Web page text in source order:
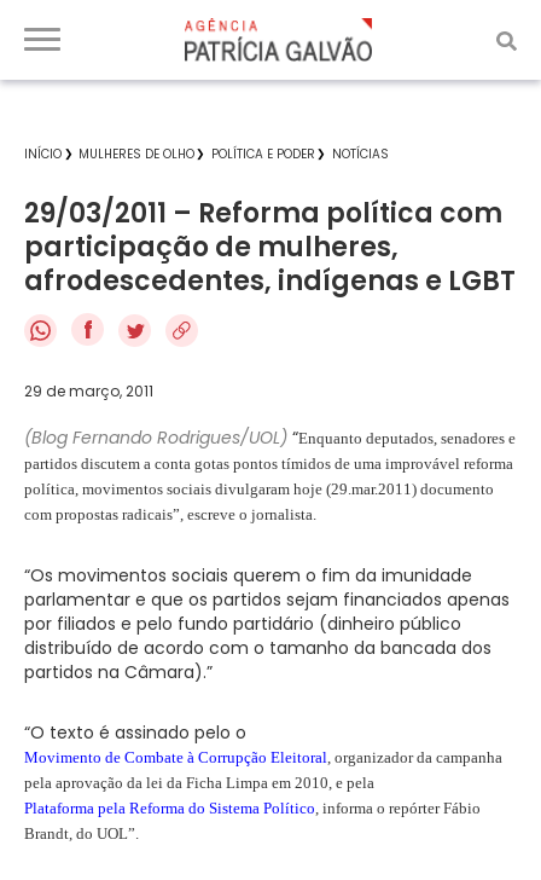
INÍCIO MULHERES DE OLHO POLÍTICA E PODER NOTÍCIAS
29/03/2011 – Reforma política com
participação de mulheres,
afrodescedentes, indígenas e LGBT
f
29 de março, 2011
(Blog Fernando Rodrigues/UOL) “Enquanto deputados, senadores e
partidos discutem a conta gotas pontos tímidos de uma improvável reforma
política, movimentos sociais divulgaram hoje (29.mar.2011) documento
com propostas radicais”, escreve o jornalista.
“Os movimentos sociais querem o fim da imunidade
parlamentar e que os partidos sejam financiados apenas
por filiados e pelo fundo partidário (dinheiro público
distribuído de acordo com o tamanho da bancada dos
partidos na Câmara).”
“O texto é assinado pelo o
Movimento de Combate à Corrupção Eleitoral , organizador da campanha
pela aprovação da lei da Ficha Limpa em 2010, e pela
Plataforma pela Reforma do Sistema Político , informa o repórter Fábio
Brandt, do UOL”